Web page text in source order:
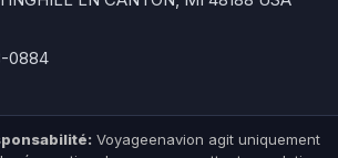
0884
Voyageenavion agit uniquement